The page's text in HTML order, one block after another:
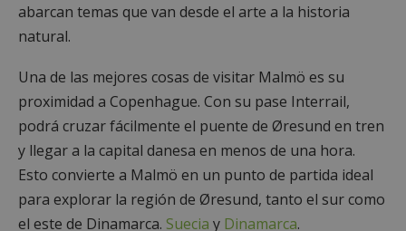
abarcan temas que van desde el arte a la historia
natural.
Una de las mejores cosas de visitar Malmö es su
proximidad a Copenhague. Con su pase Interrail,
podrá cruzar fácilmente el puente de Øresund en tren
y llegar a la capital danesa en menos de una hora.
Esto convierte a Malmö en un punto de partida ideal
para explorar la región de Øresund, tanto el sur como
el este de Dinamarca. Suecia y Dinamarca.